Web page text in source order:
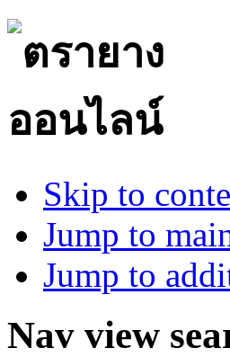
Skip to
Jump to
Jump to
Nav view